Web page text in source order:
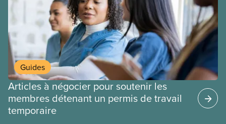
Guides
Articles à négocier pour soutenir les
membres détenant un permis de travail
temporaire